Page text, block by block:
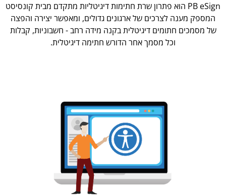
PB eSign הוא פתרון שרת חתימות דיגיטליות מתקדם מבית קונסיסט
המספק מענה לצרכים של ארגונים גדולים, ומאפשר יצירה והפצה
של מסמכים חתומים דיגיטלית בקנה מידה רחב - חשבוניות, קבלות
וכל מסמך אחר הדורש חתימה דיגיטלית.